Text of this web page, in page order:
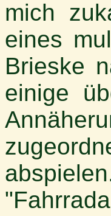
mich
eines
Brieske
einige